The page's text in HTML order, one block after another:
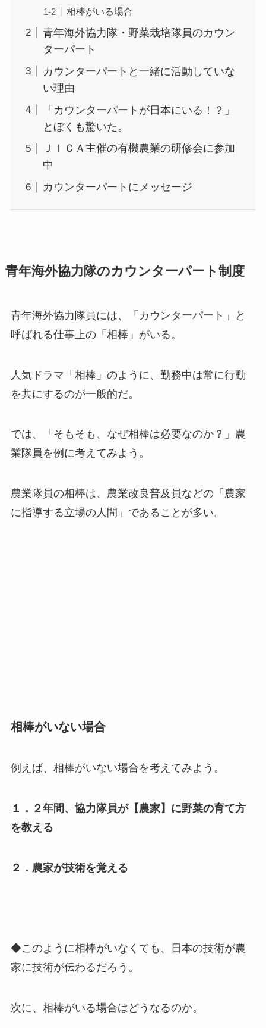
相棒がいる場合
青年海外協力隊・野菜栽培隊員のカウン
ターパート
カウンターパートと一緒に活動していな
い理由
「カウンターパートが日本にいる！？」
とぼくも驚いた。
ＪＩＣＡ主催の有機農業の研修会に参加
中
カウンターパートにメッセージ
青年海外協力隊のカウンターパート制度
青年海外協力隊員には、「カウンターパート」と
呼ばれる仕事上の「相棒」がいる。
人気ドラマ「相棒」のように、勤務中は常に行動
を共にするのが一般的だ。
では、「そもそも、なぜ相棒は必要なのか？」農
業隊員を例に考えてみよう。
農業隊員の相棒は、農業改良普及員などの「農家
に指導する立場の人間」であることが多い。
相棒がいない場合
例えば、相棒がいない場合を考えてみよう。
１．２年間、協力隊員が【農家】に野菜の育て方
を教える
２．農家が技術を覚える
◆このように相棒がいなくても、日本の技術が農
家に技術が伝わるだろう。
次に、相棒がいる場合はどうなるのか。